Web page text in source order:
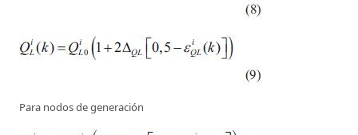
Para nodos de generación